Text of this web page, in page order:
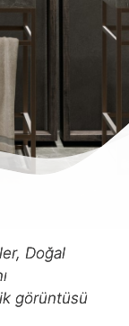
Doğal
görüntüsü